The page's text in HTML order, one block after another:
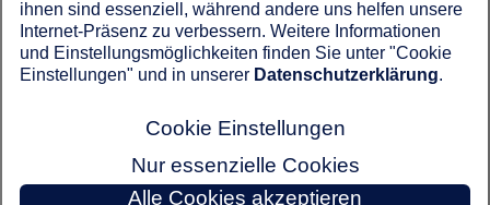
ihnen sind essenziell, während andere uns helfen unsere
Internet-Präsenz zu verbessern. Weitere Informationen
und Einstellungsmöglichkeiten finden Sie unter "Cookie
Einstellungen" und in unserer Datenschutzerklärung.
Cookie Einstellungen
Nur essenzielle Cookies
Alle Cookies akzeptieren